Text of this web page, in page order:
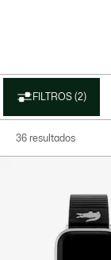
FILTROS (2)
36 resultados